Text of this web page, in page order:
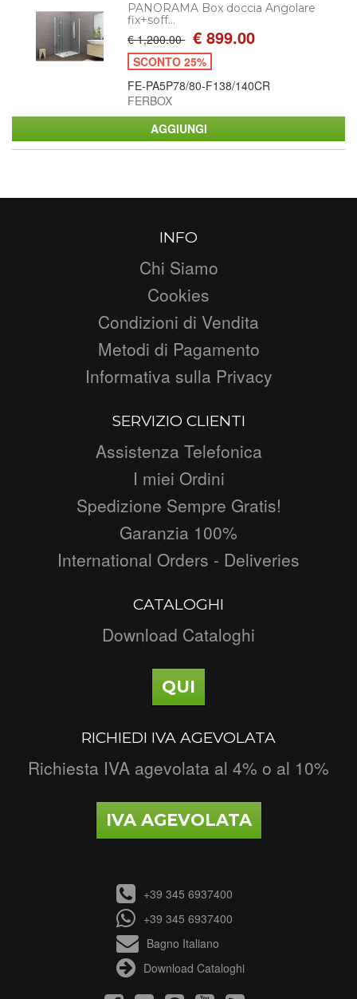
PANORAMA Box doccia Angolare
fix+soff...
€ 1,200.00 € 899.00
SCONTO 25%
FE-PA5P78/80-F138/140CR
FERBOX
INFO
Chi Siamo
Cookies
Condizioni di Vendita
Metodi di Pagamento
Informativa sulla Privacy
SERVIZIO CLIENTI
Assistenza Telefonica
I miei Ordini
Spedizione Sempre Gratis!
Garanzia 100%
International Orders - Deliveries
CATALOGHI
Download Cataloghi
QUI
RICHIEDI IVA AGEVOLATA
Richiesta IVA agevolata al 4% o al 10%
IVA AGEVOLATA
+39 345 6937400
+39 345 6937400
Bagno Italiano
Download Cataloghi